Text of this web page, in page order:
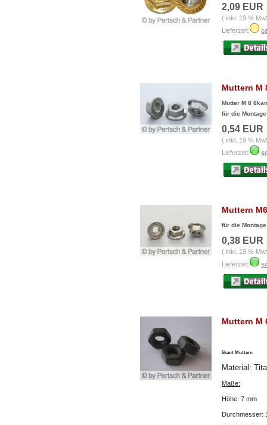
2,09 EUR
( inkl. 19 %
Lieferzeit:
Muttern M
Mutter M 8
für die
0,54 EUR
( inkl. 19 %
Lieferzeit:
Muttern
für die
0,38 EUR
( inkl. 19 %
Lieferzeit:
Muttern M
6kant Muttern
Material:
Maße:
Höhe: 7 mm
Durchmesser: